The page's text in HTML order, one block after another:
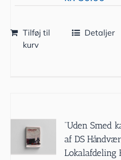
Tilføj til
kurv
Detaljer
”Uden Smed
af DS
Lokalafdeling